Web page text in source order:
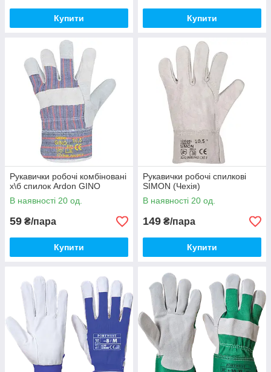
Купити Купити
Рукавички робочі комбіновані
х\б спилок Ardon GINO
В наявності 20 од.
59 ₴/пара
Купити
Рукавички робочі спилкові
SIMON (Чехія)
В наявності 20 од.
149 ₴/пара
Купити